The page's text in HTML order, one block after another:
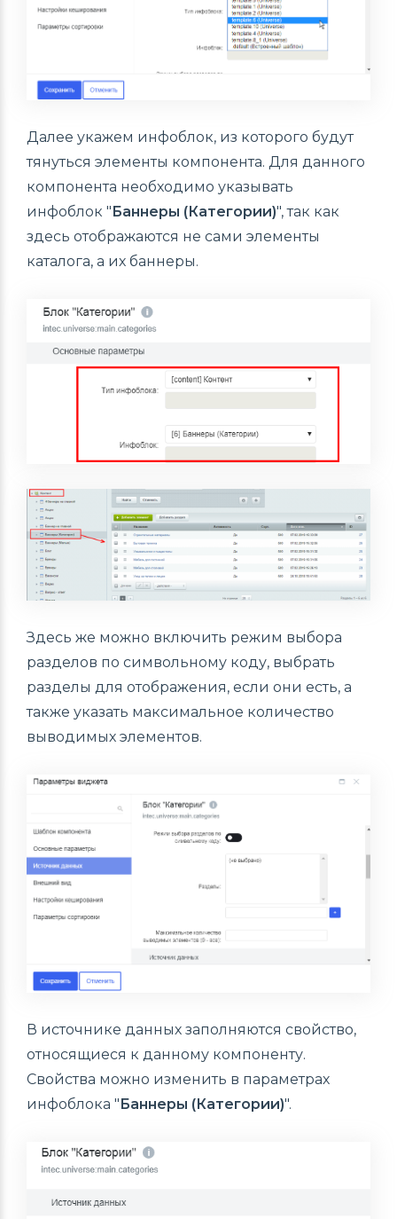
Далее укажем инфоблок, из которого будут
тянуться элементы компонента. Для данного
компонента необходимо указывать
инфоблок " Баннеры (Категории)", так как
здесь отображаются не сами элементы
каталога, а их баннеры.
Здесь же можно включить режим выбора
разделов по символьному коду, выбрать
разделы для отображения, если они есть, а
также указать максимальное количество
выводимых элементов.
В источнике данных заполняются свойство,
относящиеся к данному компоненту.
Свойства можно изменить в параметрах
инфоблока "Баннеры (Категории)".